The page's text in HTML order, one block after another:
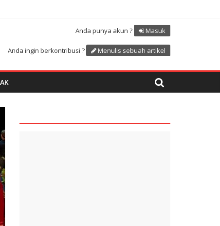
HUT RI ke 81Anda punya akun ? Masuk
Anda ingin berkontribusi ? Menulis sebuah artikel